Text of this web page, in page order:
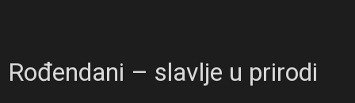
Rođendani – slavlje u prirodi